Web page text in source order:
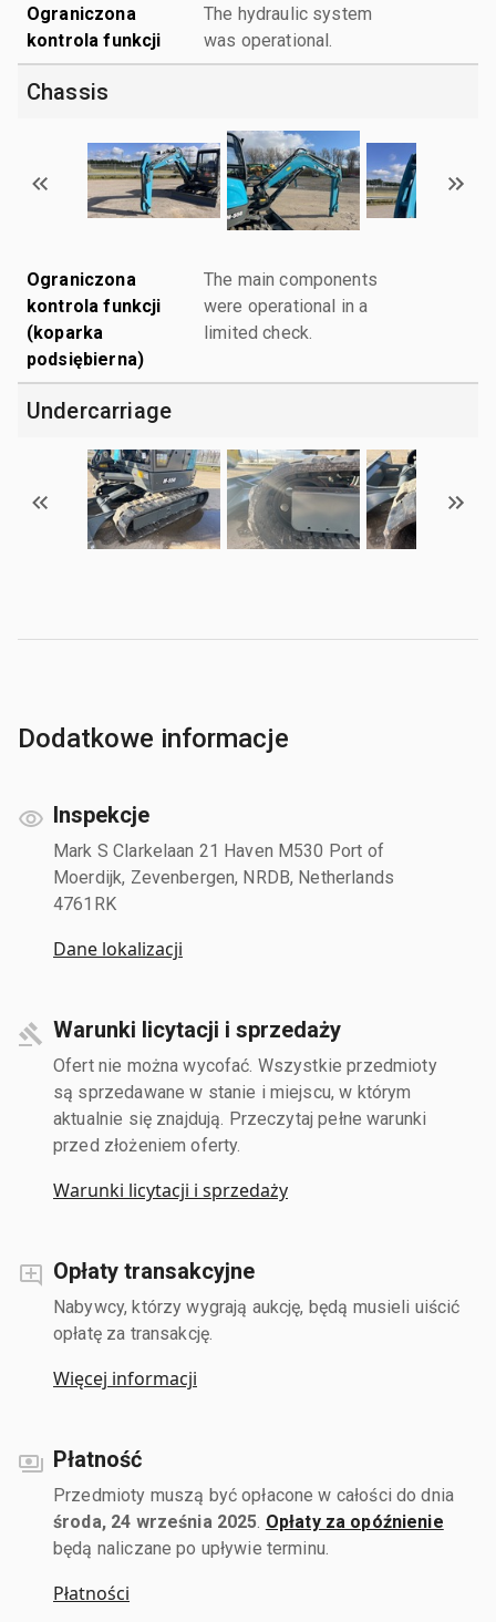
Ograniczona
kontrola funkcji
The hydraulic system
was operational.
Chassis
Ograniczona
kontrola funkcji
(koparka
podsiębierna)
The main components
were operational in a
limited check.
Undercarriage
Dodatkowe informacje
Inspekcje
Mark S Clarkelaan 21 Haven M530 Port of
Moerdijk, Zevenbergen, NRDB, Netherlands
4761RK
Dane lokalizacji
Warunki licytacji i sprzedaży
Ofert nie można wycofać. Wszystkie przedmioty
są sprzedawane w stanie i miejscu, w którym
aktualnie się znajdują. Przeczytaj pełne warunki
przed złożeniem oferty.
Warunki licytacji i sprzedaży
Opłaty transakcyjne
Nabywcy, którzy wygrają aukcję, będą musieli uiścić
opłatę za transakcję.
Więcej informacji
Płatność
Przedmioty muszą być opłacone w całości do dnia
środa, 24 września 2025 Opłaty za opóźnienie
będą naliczane po upływie terminu.
Płatności